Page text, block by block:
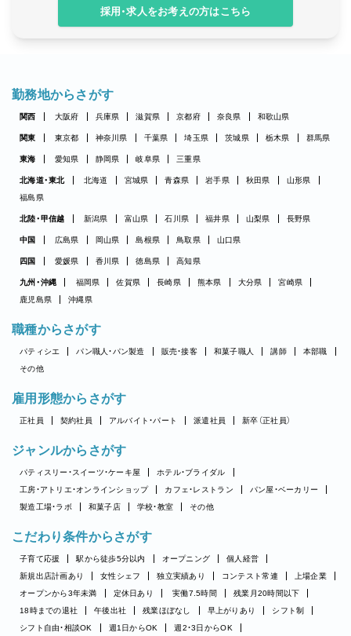
採用・求人をお考えの方はこちら
勤務地からさがす
関西 大阪府 兵庫県 滋賀県 京都府 奈良県 和歌山県
関東 東京都 神奈川県 千葉県 埼玉県 茨城県 栃木県 群馬県
東海 愛知県 静岡県 岐阜県 三重県
北海道・東北 北海道 宮城県 青森県 岩手県 秋田県
山形県
福島県
北陸・甲信越 新潟県 富山県 石川県 福井県 山梨県 長野県
中国 広島県 岡山県 島根県 鳥取県 山口県
四国 愛媛県 香川県 徳島県 高知県
九州・沖縄 福岡県 佐賀県 長崎県 熊本県 大分県
宮崎県
鹿児島県
沖縄県
職種からさがす
パティシエ パン職人・パン製造 販売・接客 和菓子職人 講師
本部職
その他
雇用形態からさがす
正社員 契約社員 アルバイト・パート 派遣社員 新卒（正社員）
ジャンルからさがす
パティスリー・スイーツ・ケーキ屋
ホテル・ブライダル
工房・アトリエ・オンラインショップ
カフェ・レストラン
パン屋・ベーカリー
製造工場・ラボ
和菓子店 学校・教室 その他
こだわり条件からさがす
子育て応援 駅から徒歩5分以内 オープニング
個人経営
新規出店計画あり
女性シェフ 独立実績あり コンテスト常連
上場企業
オープンから3年未満
定休日あり 実働7.5時間
残業月20時間以下
18時までの退社
午後出社 残業ほぼなし 早上がりあり
シフト制
シフト自由・相談OK
週1日からOK
週2・3日からOK